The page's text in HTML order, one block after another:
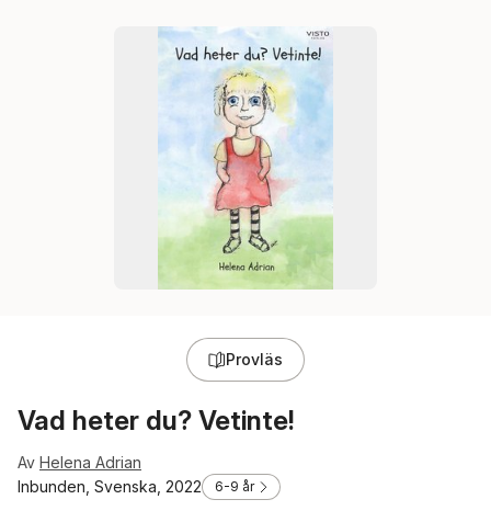
Provläs
Vad heter du? Vetinte!
Av Helena Adrian
Inbunden, Svenska, 2022
6-9 år